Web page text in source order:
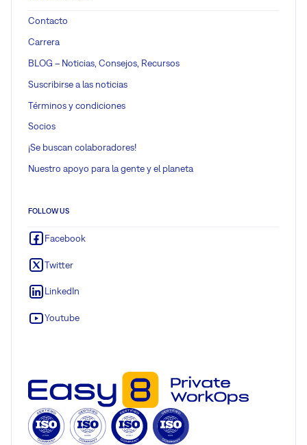
Contacto
Carrera
BLOG – Noticias, Consejos, Recursos
Suscribirse a las noticias
Términos y condiciones
Socios
¡Se buscan colaboradores!
Nuestro apoyo para la gente y el planeta
FOLLOW US
Facebook
Twitter
LinkedIn
Youtube